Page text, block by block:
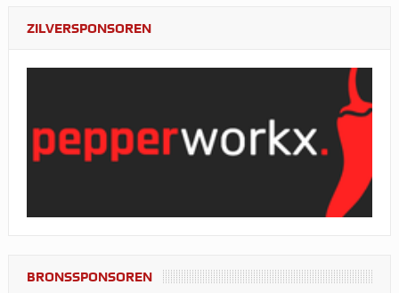
ZILVERSPONSOREN
BRONSSPONSOREN